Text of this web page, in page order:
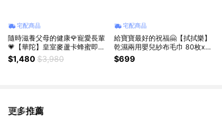
宅配商品
隨時滋養父母的健康🌹寵愛長輩
💗【華陀】皇室麥蘆卡蜂蜜即飲
燕窩✨母親節禮物✨ 麥蘆卡蜂蜜
✨ 燕窩 ✨即飲燕窩✨ 滋補養顏✨
$1,480 $3,980
宅配商品
給寶寶最好的祝福🤗【拭拭樂】
乾濕兩用嬰兒紗布毛巾 80枚x12
盒-箱購 爸媽的小幫手💪 (Shopp
ing99)
$699
更多推薦
看更多